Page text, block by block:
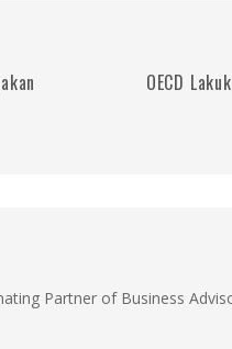
OECD
Partner of Business